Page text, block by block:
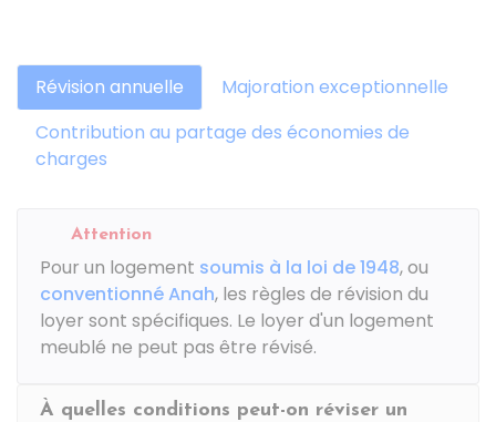
Révision annuelle
Majoration exceptionnelle
Contribution au partage des économies de
charges
Attention
Pour un logement soumis à la loi de 1948, ou
conventionné Anah, les règles de révision du
loyer sont spécifiques. Le loyer d'un logement
meublé ne peut pas être révisé.
À quelles conditions peut-on réviser un